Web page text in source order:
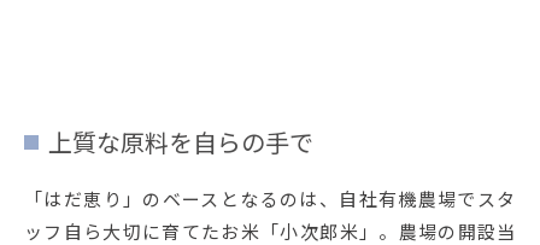
上質な原料を自らの手で
「はだ恵り」のベースとなるのは、自社有機農場でスタ
ッフ自ら大切に育てたお米「小次郎米」。農場の開設当